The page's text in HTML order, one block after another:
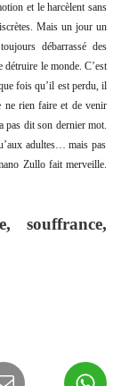
et le harcèlent sans
Mais un jour un
débarrassé des
le monde. C’est
fois qu’il est perdu, il
ne rien faire et de venir
pas dit son dernier mot.
adultes… mais pas
Zullo fait merveille.
souffrance,